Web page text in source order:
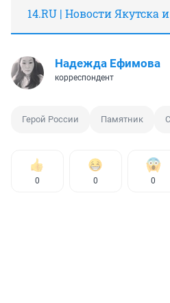
14.RU | Новости Якутска
Надежда Ефимова
корреспондент
Герой России Памятник
0 0 0